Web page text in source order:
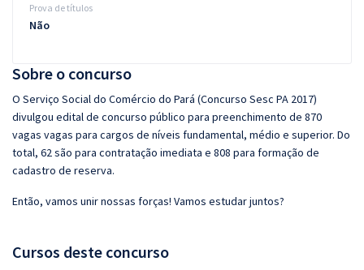
Sobre o concurso
O Serviço Social do Comércio do Pará (Concurso Sesc PA 2017)
divulgou edital de concurso público para preenchimento de 870
vagas vagas para cargos de níveis fundamental, médio e superior. Do
total, 62 são para contratação imediata e 808 para formação de
cadastro de reserva.
Então, vamos unir nossas forças! Vamos estudar juntos?
Cursos deste concurso
Prova de títulos
Não